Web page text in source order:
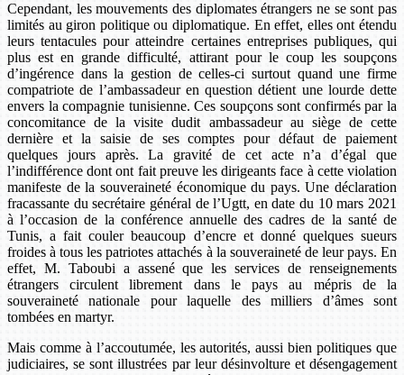
Cependant, les mouvements des diplomates étrangers ne se sont pas
limités au giron politique ou diplomatique. En effet, elles ont étendu
leurs tentacules pour atteindre certaines entreprises publiques, qui
plus est en grande difficulté, attirant pour le coup les soupçons
d’ingérence dans la gestion de celles-ci surtout quand une firme
compatriote de l’ambassadeur en question détient une lourde dette
envers la compagnie tunisienne. Ces soupçons sont confirmés par la
concomitance de la visite dudit ambassadeur au siège de cette
dernière et la saisie de ses comptes pour défaut de paiement
quelques jours après. La gravité de cet acte n’a d’égal que
l’indifférence dont ont fait preuve les dirigeants face à cette violation
manifeste de la souveraineté économique du pays. Une déclaration
fracassante du secrétaire général de l’Ugtt, en date du 10 mars 2021
à l’occasion de la conférence annuelle des cadres de la santé de
Tunis, a fait couler beaucoup d’encre et donné quelques sueurs
froides à tous les patriotes attachés à la souveraineté de leur pays. En
effet, M. Taboubi a assené que les services de renseignements
étrangers circulent librement dans le pays au mépris de la
souveraineté nationale pour laquelle des milliers d’âmes sont
tombées en martyr.
Mais comme à l’accoutumée, les autorités, aussi bien politiques que
judiciaires, se sont illustrées par leur désinvolture et désengagement